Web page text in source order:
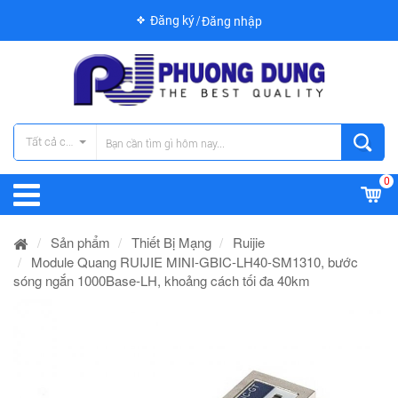
Đăng ký Đăng nhập
Tất cả các danh mục
0
Sản phẩm Thiết Bị Mạng
Ruijie
Module Quang RUIJIE MINI-GBIC-LH40-SM1310, bước
sóng ngắn 1000Base-LH, khoảng cách tối đa 40km